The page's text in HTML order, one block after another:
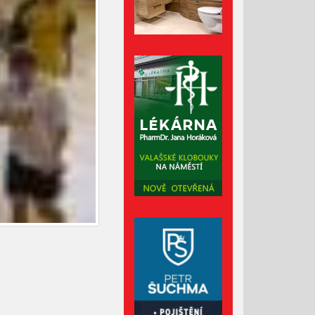
Lávka pro pěší za hasičárnou
ve Valašských Kloboukách je
už hotová
Celní správa varuje před
podvodnými e-maily
Červenec 2026
Červen 2026
Květen 2026
Duben 2026
Březen 2026
Únor 2026